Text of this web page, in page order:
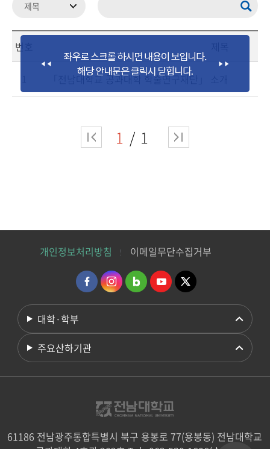
번호
「전남대학교 공과대학 학술연구재단」 소개
1 1
개인정보처리방침 이메일무단수집거부
대학·학부
주요산하기관
61186 전남광주통합특별시 북구 용봉로 77(용봉동) 전남대학교